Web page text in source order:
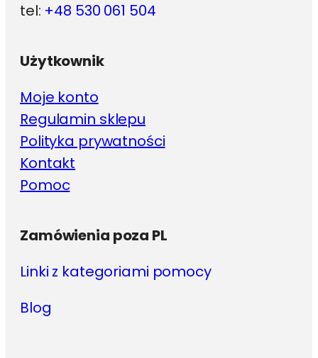
tel: +48 530 061 504
Użytkownik
Moje konto
Regulamin sklepu
Polityka prywatności
Kontakt
Pomoc
Zamówienia poza PL
Linki z kategoriami pomocy
Blog